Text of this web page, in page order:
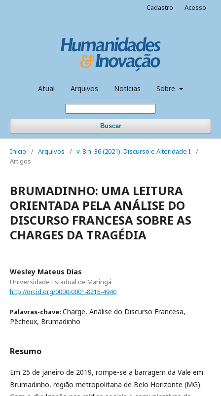
Atual Arquivos Notícias Sobre
Buscar
Cadastro Acesso
Início / Arquivos / v. 8 n. 36 (2021): Discurso e Alteridade I
/
Artigos
BRUMADINHO: UMA LEITURA
ORIENTADA PELA ANÁLISE DO
DISCURSO FRANCESA SOBRE AS
CHARGES DA TRAGÉDIA
Wesley Mateus Dias
Universidade Estadual de Maringá
http://orcid.org/0000-0001-8215-4940
Palavras-chave: Charge, Análise do Discurso Francesa,
Pêcheux, Brumadinho
Resumo
Em 25 de janeiro de 2019, rompe-se a barragem da Vale em
Brumadinho, região metropolitana de Belo Horizonte (MG).